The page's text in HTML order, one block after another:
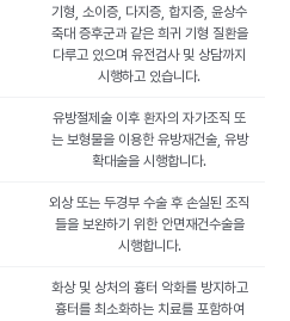
기형, 소이증, 다지증, 합지증, 윤상수
축대 증후군과 같은 희귀 기형 질환을
다루고 있으며 유전검사 및 상담까지
시행하고 있습니다.
유방절제술 이후 환자의 자가조직 또
는 보형물을 이용한 유방재건술, 유방
확대술을 시행합니다.
외상 또는 두경부 수술 후 손실된 조직
들을 보완하기 위한 안면재건수술을
시행합니다.
화상 및 상처의 흉터 악화를 방지하고
흉터를 최소화하는 치료를 포함하여